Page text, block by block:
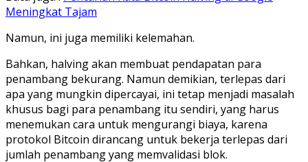
Meningkat Tajam
Namun, ini juga memiliki kelemahan.
Bahkan, halving akan membuat pendapatan para
penambang bekurang. Namun demikian, terlepas dari
apa yang mungkin dipercayai, ini tetap menjadi masalah
khusus bagi para penambang itu sendiri, yang harus
menemukan cara untuk mengurangi biaya, karena
protokol Bitcoin dirancang untuk bekerja terlepas dari
jumlah penambang yang memvalidasi blok.